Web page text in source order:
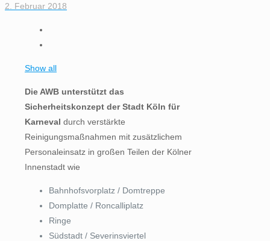
2. Februar 2018
Show all
Die AWB unterstützt das
Sicherheitskonzept der Stadt Köln für
Karneval durch verstärkte
Reinigungsmaßnahmen mit zusätzlichem
Personaleinsatz in großen Teilen der Kölner
Innenstadt wie
Bahnhofsvorplatz / Domtreppe
Domplatte / Roncalliplatz
Ringe
Südstadt / Severinsviertel